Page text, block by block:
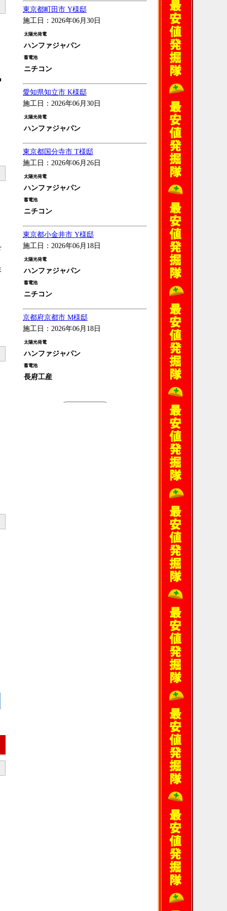
東京都町田市 Y様邸
施工日：2026年06月30日
太陽光発電
ハンファジャパン
蓄電池
ニチコン
愛知県知立市 K様邸
施工日：2026年06月30日
太陽光発電
ハンファジャパン
東京都国分寺市 T様邸
施工日：2026年06月26日
太陽光発電
ハンファジャパン
蓄電池
ニチコン
東京都小金井市 Y様邸
施工日：2026年06月18日
太陽光発電
ハンファジャパン
蓄電池
ニチコン
京都府京都市 M様邸
施工日：2026年06月18日
太陽光発電
ハンファジャパン
蓄電池
長府工産